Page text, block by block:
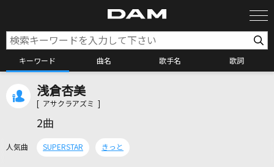
キーワード 曲名 歌手名 歌詞
浅倉杏美
[ アサクラアズミ ]
2曲
人気曲 SUPERSTAR きっと